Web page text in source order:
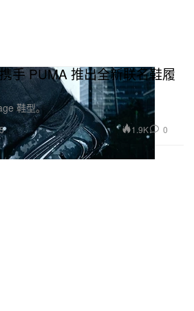
手 PUMA 推出全新联名鞋履
鞋型。
1.9K 0